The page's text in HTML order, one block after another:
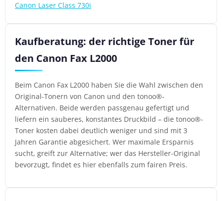
Canon Laser Class 730i
Kaufberatung: der richtige Toner für
den Canon Fax L2000
Beim Canon Fax L2000 haben Sie die Wahl zwischen den
Original-Tonern von Canon und den tonoo®-
Alternativen. Beide werden passgenau gefertigt und
liefern ein sauberes, konstantes Druckbild – die tonoo®-
Toner kosten dabei deutlich weniger und sind mit 3
Jahren Garantie abgesichert. Wer maximale Ersparnis
sucht, greift zur Alternative; wer das Hersteller-Original
bevorzugt, findet es hier ebenfalls zum fairen Preis.